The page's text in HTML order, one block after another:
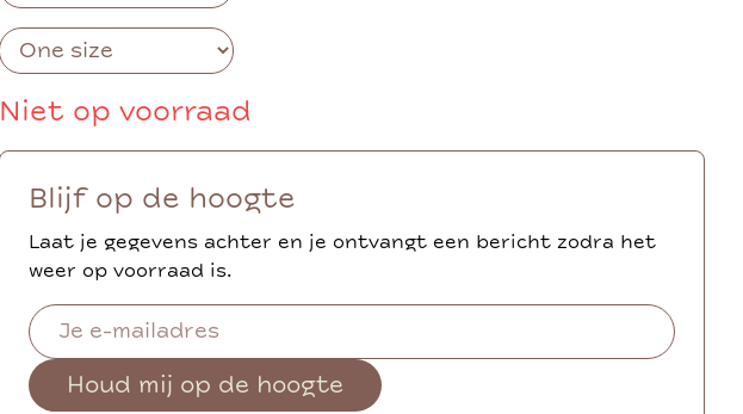
Niet op voorraad
Blijf op de hoogte
Laat je gegevens achter en je ontvangt een bericht zodra het
weer op voorraad is.
Houd mij op de hoogte